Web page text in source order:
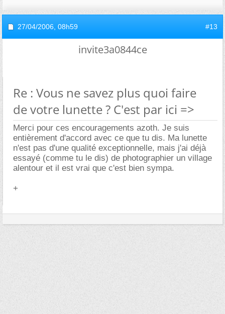
27/04/2006, 08h59 #13
invite3a0844ce
Re : Vous ne savez plus quoi faire
de votre lunette ? C'est par ici =>
Merci pour ces encouragements azoth. Je suis
entièrement d'accord avec ce que tu dis. Ma lunette
n'est pas d'une qualité exceptionnelle, mais j'ai déjà
essayé (comme tu le dis) de photographier un village
alentour et il est vrai que c'est bien sympa.
+